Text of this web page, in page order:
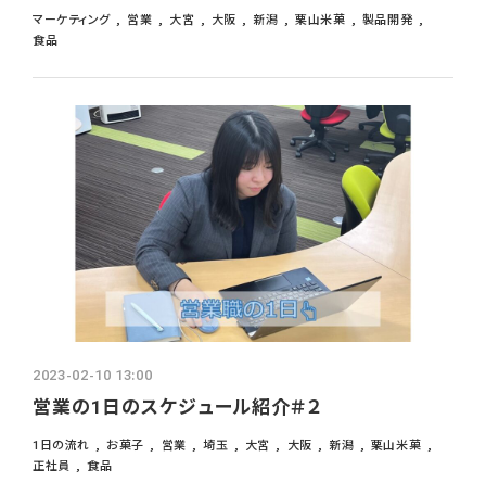
マーケティング 営業 大宮 大阪 新潟 栗山米菓
製品開発
食品
2023-02-10 13:00
営業の1日のスケジュール紹介＃２
1日の流れ お菓子 営業 埼玉 大宮 大阪 新潟
栗山米菓
正社員
食品